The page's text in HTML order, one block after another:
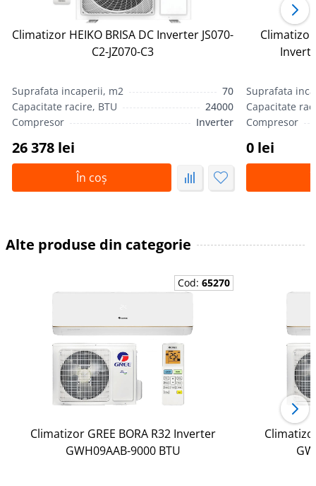
Climatizor HEIKO BRISA DC Inverter JS070-
С2-JZ070-С3
Suprafata incaperii, m2
70
Capacitate racire, BTU
24000
Compresor
Inverter
26 378 lei
În coș
Suprafata
Capacitate
Compresor
0 lei
Alte produse din categorie
Cod:65270
Climatizor GREE BORA R32 Inverter
GWH09AAB-9000 BTU